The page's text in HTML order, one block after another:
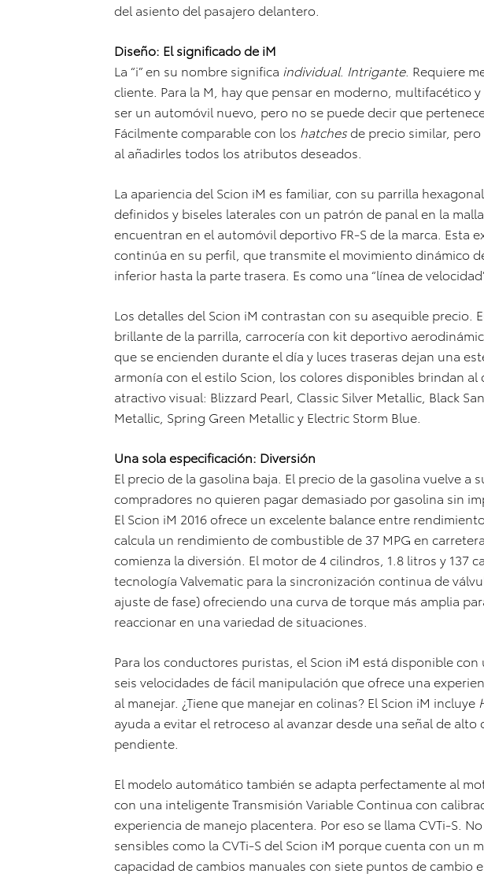
del asiento del pasajero delantero.
Diseño: El significado de iM
La “i” en su nombre significa individual. Intrigante. Requiere
cliente. Para la M, hay que pensar en moderno, multifacético
ser un automóvil nuevo, pero no se puede decir que pertenece
Fácilmente comparable con los hatchesde precio similar,
al añadirles todos los atributos deseados.
La apariencia del Scion iM es familiar, con su parrilla
definidos y biseles laterales con un patrón de panal en la
encuentran en el automóvil deportivo FR-S de la marca. Esta
continúa en su perfil, que transmite el movimiento dinámico
inferior hasta la parte trasera. Es como una “línea de
Los detalles del Scion iM contrastan con su asequible precio.
brillante de la parrilla, carrocería con kit deportivo
que se encienden durante el día y luces traseras dejan una
armonía con el estilo Scion, los colores disponibles brindan
atractivo visual: Blizzard Pearl, Classic Silver Metallic, Black
Metallic, Spring Green Metallic y Electric Storm Blue.
Una sola especificación: Diversión
El precio de la gasolina baja. El precio de la gasolina vuelve a
compradores no quieren pagar demasiado por gasolina sin
El Scion iM 2016 ofrece un excelente balance entre
calcula un rendimiento de combustible de 37 MPG en
comienza la diversión. El motor de 4 cilindros, 1.8 litros y 137
tecnología Valvematic para la sincronización continua de
ajuste de fase) ofreciendo una curva de torque más amplia
reaccionar en una variedad de situaciones.
Para los conductores puristas, el Scion iM está disponible con
seis velocidades de fácil manipulación que ofrece una
al manejar. ¿Tiene que manejar en colinas? El Scion iM incluye
ayuda a evitar el retroceso al avanzar desde una señal de alto
pendiente.
El modelo automático también se adapta perfectamente al
con una inteligente Transmisión Variable Continua con
experiencia de manejo placentera. Por eso se llama CVTi-S.
sensibles como la CVTi-S del Scion iM porque cuenta con un
capacidad de cambios manuales con siete puntos de cambio